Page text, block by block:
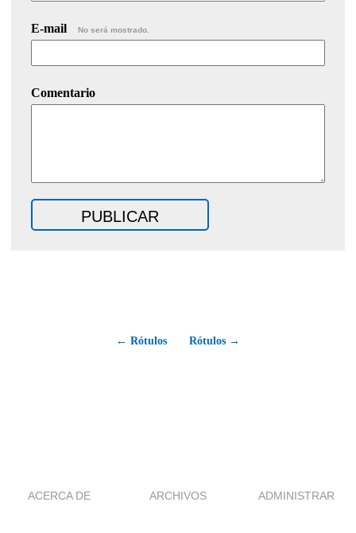
E-mail No será mostrado.
Comentario
← Rótulos Rótulos →
ACERCA DE ARCHIVOS ADMINISTRAR